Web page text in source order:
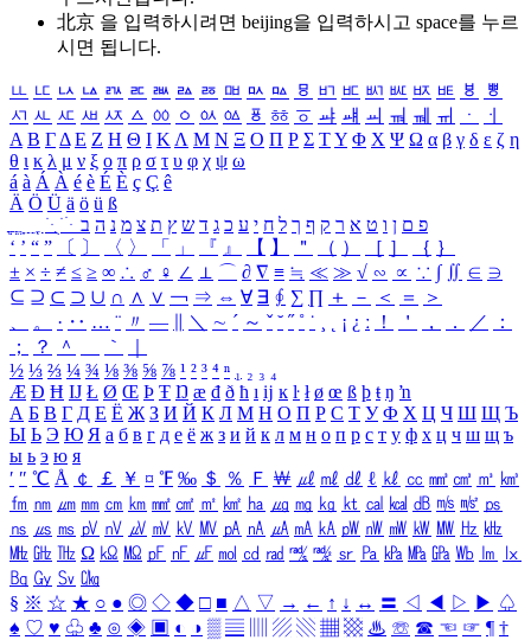
北京 을 입력하시려면 beijing을 입력하시고 space를 누르
시면 됩니다.
ㅥ ㅦ ㅧ ㅨ ㅩ ㅪ ㅫ ㅬ ㅭ ㅮ ㅯ ㅰ ㅱ ㅲ ㅳ ㅴ ㅵ ㅶ ㅷ ㅸ
ㅹ
ㅺ ㅻ ㅼ ㅽ ㅾ ㅿ ㆀ ㆁ ㆂ ㆃ ㆄ ㆅ ㆆ ㆇ ㆈ ㆉ ㆊ ㆋ ㆌ ㆍ
ㆎ
Α Β ΓΔ Ε Ζ Η Θ Ι ΚΛ Μ Ν Ξ Ο Π Ρ Σ ΤΥ Φ Χ Ψ Ω α β γ δ ε ζ η
θ ι κ λ μ ν ξ ο π ρ σ τ υ φ χ ψ ω
á à Á À é è É È ç Ç ê
Ä Ö Ü ä ö ü ß
ִֶֹ ֻּ ׁׂ פ ם ן ו ט א ר ק ף ך ל ח י ע כ ג ד ש ץ ת צ מ נ ה ב
‘ ’ “ ” 〔 〕 〈 〉 「 」 『 』 【 】 ＂ （ ） ［ ］ ｛ ｝
± × ÷ ≠ ≤ ≥ ∞ ∴ ♂ ♀ ∠ ⊥ ⌒ ∂ ∇ ≡ ≒ ≪ ≫ √ ∽ ∝ ∵ ∫ ∬ ∈ ∋
⊆ ⊇ ⊂ ⊃ ∪ ∩ ∧ ∨ ￢ ⇒ ⇔ ∀ ∃ ∮ ∑ ∏ ＋ － ＜ ＝
＞
、
。 · ‥ … ¨ 〃 ― ＼ ∼ ´ ～ ˇ ˘ ˝ ˚ ˙ ¸ ¡ ¿ ː ！ ＇ ， ． ／
：
；
？ ＾ ｀
½ ⅓ ⅔ ¼ ¾ ⅛ ⅜ ⅝ ⅞ ¹ ² ³ ⁴ ⁿ ₁ ₂ ₃ ₄
Æ Ð Ħ Ĳ Ł Ø Œ Þ Ŧ Ŋ æ đ ð ħ ı ĳ ĸ ŀ ł ø œ ß þ ŧ ŋ ŉ
А Б В Г Д Е Ё Ж З И Й К Л М Н О П Р С Т У Ф Х Ц Ч Ш Щ Ъ
Ы Ь Э Ю Я а б в г д е ё ж з и й к л м н о п р с т у ф х ц ч ш щ ъ
ы ь э ю я
′ ″ ℃ Å ￠ ￡ ￥ ¤ ℉ ‰ ＄ ％ Ｆ ￦ ㎕ ㎖ ㎗ ℓ ㎘ ㏄ ㎣ ㎤ ㎥ ㎦
㎙ ㎚ ㎛ ㎜ ㎝ ㎞ ㎟ ㎠ ㎡ ㎢ ㏊ ㎍ ㎎ ㎏ ㏏ ㎈ ㎉ ㏈ ㎧ ㎨ ㎰
㎱ ㎲ ㎳ ㎴ ㎵ ㎶ ㎷ ㎸ ㎹ ㎀ ㎁ ㎂ ㎃ ㎄ ㎺ ㎻ ㎽ ㎾ ㎿ ㎐ ㎑
㎒ ㎓ ㎔ Ω ㏀ ㏁ ㎊ ㎋ ㎌ ㏖ ㏅ ㎭ ㎮ ㎯ ㏛ ㎩ ㎪ ㎫ ㎬ ㏝ ㏐
㏓
㏃ ㏉ ㏜ ㏆
§ ※ ☆ ★ ○ ● ◎ ◇ ◆ □ ■ △ ▽ → ← ↑ ↓ ↔ 〓 ◁ ◀ ▷ ▶ ♤
♠ ♡ ♥ ♧ ♣ ⊙ ◈ ▣ ◐ ◑ ▒ ▤ ▨ ▧ ▦ ▩ ♨ ☏ ☎ ☜ ☞ ¶ †